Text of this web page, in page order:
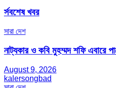
র্সবশেষ খবর
সারা দেশ
নাট্যকার ও কবি মুহম্মদ শফি এবারে
August 9, 2026
kalersongbad